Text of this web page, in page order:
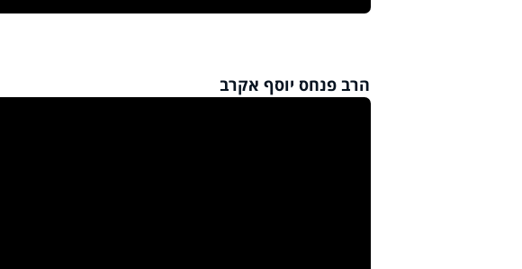
הרב פנחס יוסף אקרב